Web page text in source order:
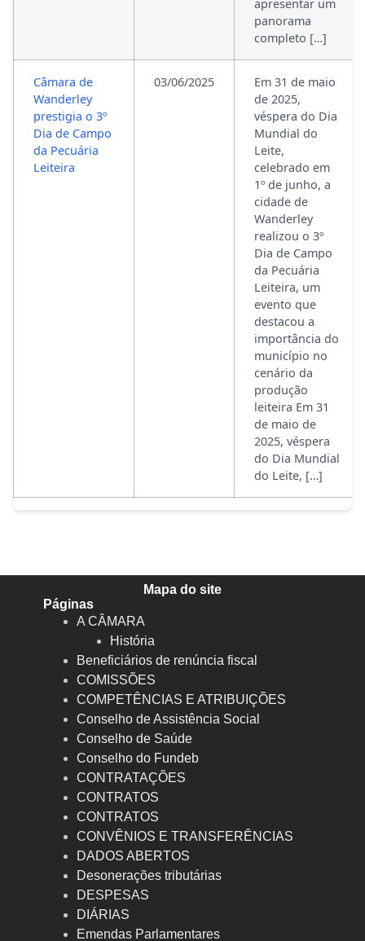
apresentar um
panorama
completo […]
Câmara de
Wanderley
prestigia o 3º
Dia de Campo
da Pecuária
Leiteira
03/06/2025
Em 31 de maio
de 2025,
véspera do Dia
Mundial do
Leite,
celebrado em
1º de junho, a
cidade de
Wanderley
realizou o 3º
Dia de Campo
da Pecuária
Leiteira, um
evento que
destacou a
importância do
município no
cenário da
produção
leiteira Em 31
de maio de
2025, véspera
do Dia Mundial
do Leite, […]
Mapa do site
Páginas
A CÂMARA
História
Beneficiários de renúncia fiscal
COMISSÕES
COMPETÊNCIAS E ATRIBUIÇÕES
Conselho de Assistência Social
Conselho de Saúde
Conselho do Fundeb
CONTRATAÇÕES
CONTRATOS
CONTRATOS
CONVÊNIOS E TRANSFERÊNCIAS
DADOS ABERTOS
Desonerações tributárias
DESPESAS
DIÁRIAS
Emendas Parlamentares